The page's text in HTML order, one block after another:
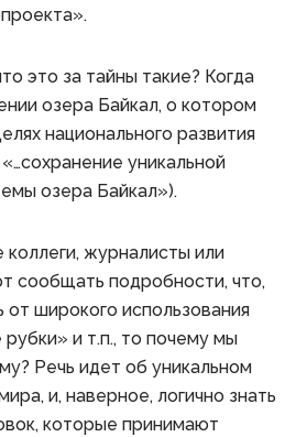
это за тайны такие? Когда
озера Байкал, о котором
национального развития
уникальной
озера Байкал»).
журналисты или
сообщать подробности, что,
от широкого использования
и т.п., то почему мы
Речь идет об уникальном
и, наверное, логично знать
которые принимают